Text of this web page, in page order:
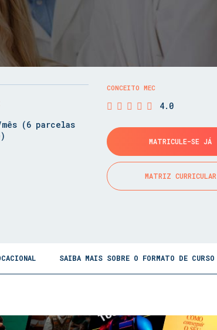
(6 parcelas
CONCEITO MEC
4.0
MATRICULE-SE JÁ
MATRIZ CURRICULAR
SAIBA MAIS SOBRE O FORMATO DE CURSO